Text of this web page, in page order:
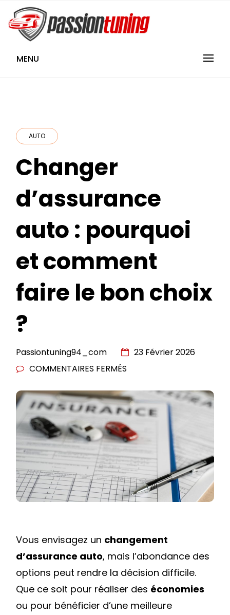
content
PassionTuning
MENU
AUTO
Changer
d’assurance
auto : pourquoi
et comment
faire le bon choix
?
Passiontuning94_com
23 Février 2026
COMMENTAIRES FERMÉS
D’ASSURANCE
AUTO
:
POURQUOI
ET
COMMENT
FAIRE
LE
?
Vous envisagez un changement
d’assurance auto, mais l’abondance des
options peut rendre la décision difficile.
Que ce soit pour réaliser des économies
ou pour bénéficier d’une meilleure